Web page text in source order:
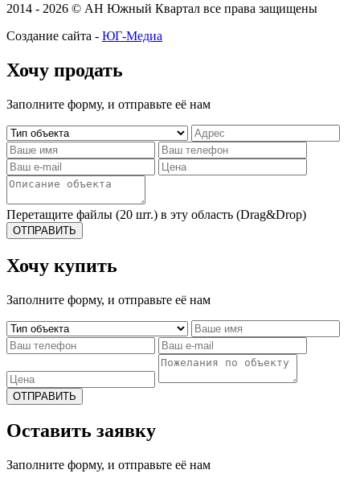
2014 - 2026 © АН Южный Квартал все права защищены
Создание сайта - ЮГ-Медиа
Хочу продать
Заполните форму, и отправьте её нам
Перетащите файлы (20 шт.) в эту область (Drag&Drop)
ОТПРАВИТЬ
Хочу купить
Заполните форму, и отправьте её нам
ОТПРАВИТЬ
Оставить заявку
Заполните форму, и отправьте её нам